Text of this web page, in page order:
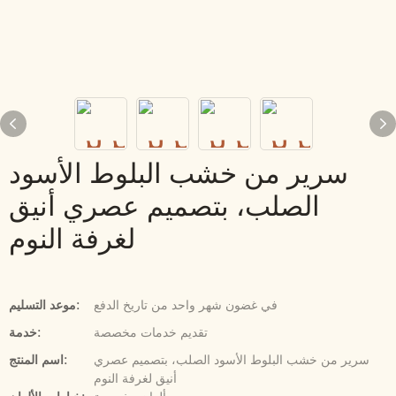
سرير من خشب البلوط الأسود
الصلب، بتصميم عصري أنيق
لغرفة النوم
موعد التسليم:
في غضون شهر واحد من تاريخ الدفع
خدمة:
تقديم خدمات مخصصة
اسم المنتج:
سرير من خشب البلوط الأسود الصلب، بتصميم عصري
أنيق لغرفة النوم